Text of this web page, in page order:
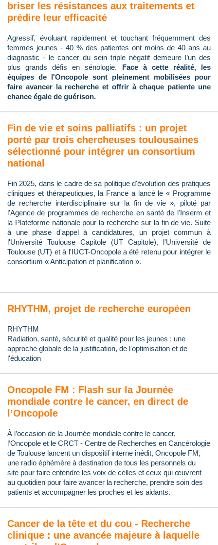
briser les résistances aux traitements et
prédire leur efficacité
Agressif, évoluant rapidement et touchant fréquemment des
femmes jeunes - 40 % des patientes ont moins de 40 ans au
diagnostic - le cancer du sein triple négatif demeure l’un des
plus grands défis en sénologie. Face à cette réalité, les
équipes de l'Oncopole sont pleinement mobilisées pour
faire avancer la recherche et offrir à chaque patiente une
chance égale de guérison.
Fin de vie et soins palliatifs : un projet
porté par trois chercheuses toulousaines
sélectionné pour intégrer un consortium
national
Fin 2025, dans le cadre de sa politique d'évolution des pratiques
cliniques et thérapeutiques, la France a lancé le « Programme
de recherche interdisciplinaire sur la fin de vie », piloté par
l'Agence de programmes de recherche en santé de l'Inserm et
la Plateforme nationale pour la recherche sur la fin de vie. Suite
à une phase d'appel à candidatures, un projet commun à
l'Université Toulouse Capitole (UT Capitole), l'Université de
Toulouse (UT) et à l'IUCT-Oncopole a été retenu pour intégrer le
consortium « Anticipation et planification ».
RHYTHM, projet de recherche européen
RHYTHM
Radiation, santé, sécurité et qualité pour les jeunes : une
approche globale de la justification, de l'optimisation et de
l'éducation
Oncopole FM : Flash sur la Journée
mondiale contre le cancer, en direct de
l’Oncopole
À l’occasion de la Journée mondiale contre le cancer,
l’Oncopole et le CRCT - Centre de Recherches en Cancérologie
de Toulouse lancent un dispositif interne inédit, Oncopole FM,
une radio éphémère à destination de tous les personnels du
site pour faire entendre les voix de celles et ceux qui œuvrent
au quotidien pour faire avancer la recherche, prendre soin des
patients et accompagner les proches et les aidants.
Cancer de la tête et du cou - Recherche
clinique : une avancée majeure à laquelle